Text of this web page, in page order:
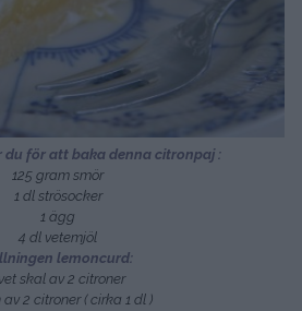
du för att baka denna citronpaj :
125 gram smör
1 dl strösocker
1 ägg
4 dl vetemjöl
lemoncurd:
skal av 2 citroner
2 citroner ( cirka 1 dl )